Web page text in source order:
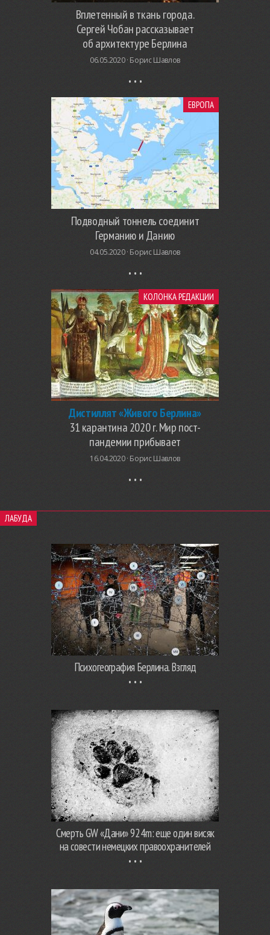
Вплетенный в ткань города.
Сергей Чобан рассказывает
об архитектуре Берлина
06.05.2020 · Борис Шавлов
ЕВРОПА
Подводный тоннель соединит
Германию и Данию
04.05.2020 · Борис Шавлов
КОЛОНКА РЕДАКЦИИ
Дистиллят «Живого Берлина»
31 карантина 2020 г. Мир пост-
пандемии прибывает
16.04.2020 · Борис Шавлов
ЛАБУДА
Психогеография Берлина. Взгляд
Смерть GW «Дани» 924m: еще один висяк
на совести немецких правоохранителей